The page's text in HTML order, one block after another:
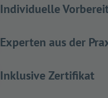
Individuelle
Experten aus der
Inklusive Zertifikat